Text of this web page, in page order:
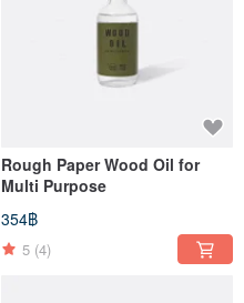
Rough Paper Wood Oil for
Multi Purpose
354฿
5 (4)